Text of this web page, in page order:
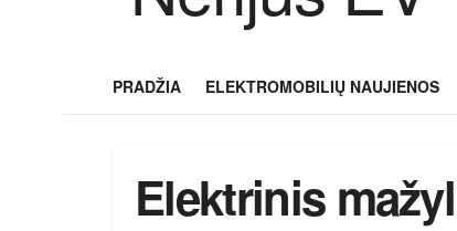
PRADŽIA ELEKTROMOBILIŲ NAUJIENOS
Elektrinis